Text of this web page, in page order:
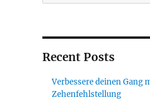
Recent Posts
Verbessere deinen Gang
Zehenfehlstellung